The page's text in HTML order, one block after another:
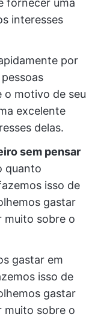
fornecer uma
interesses
por
o motivo de seu
excelente
delas.
sem pensar
quanto
isso de
gastar
muito sobre o
gastar em
isso de
gastar
muito sobre o